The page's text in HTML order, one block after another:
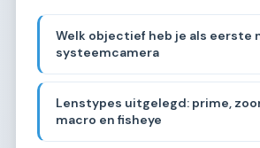
Welk objectief heb je als eerste
systeemcamera
Lenstypes uitgelegd: prime,
macro en fisheye